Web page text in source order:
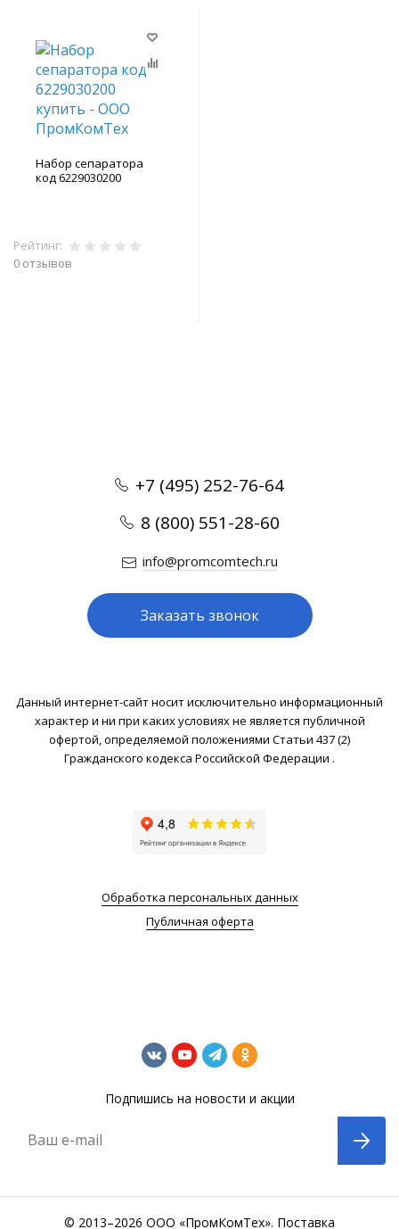
Набор сепаратора
код 6229030200
Рейтинг:
0 отзывов
+7 (495) 252-76-64
8 (800) 551-28-60
info@promcomtech.ru
Заказать звонок
Данный интернет-сайт носит исключительно информационный
характер и ни при каких условиях не является публичной
офертой, определяемой положениями Статьи 437 (2)
Гражданского кодекса Российской Федерации .
Обработка персональных данных
Публичная оферта
Подпишись на новости и акции
Ваш e-mail
© 2013–2026 ООО «ПромКомТех». Поставка